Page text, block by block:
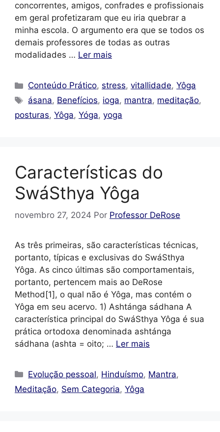
concorrentes, amigos, confrades e profissionais
em geral profetizaram que eu iria quebrar a
minha escola. O argumento era que se todos os
demais professores de todas as outras
modalidades … Ler mais
Categorias
Conteúdo Prático, stress,vitallidade,Yôga
Tags
ásana, Benefícios, ioga, mantra, meditação,
posturas, Yôga, Yóga, yoga
Características do
SwáSthya Yôga
novembro 27, 2024 Por Professor DeRose
As três primeiras, são características técnicas,
portanto, típicas e exclusivas do SwáSthya
Yôga. As cinco últimas são comportamentais,
portanto, pertencem mais ao DeRose
Method[1], o qual não é Yôga, mas contém o
Yôga em seu acervo. 1) Ashtánga sádhana A
característica principal do SwáSthya Yôga é sua
prática ortodoxa denominada ashtánga
sádhana (ashta = oito; … Ler mais
Categorias
Evolução pessoal, Hinduísmo, Mantra,
Meditação, Sem Categoria, Yôga